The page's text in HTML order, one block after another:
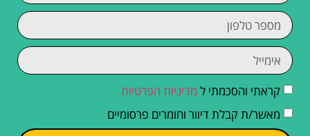
קראתי והסכמתי ל מדיניות הפרטיות
מאשר/ת קבלת דיוור וחומרים פרסומיים